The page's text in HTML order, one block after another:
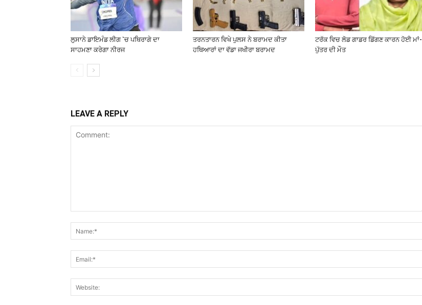
ਲੁਸਾਨੇ ਡਾਇਮੰਡ ਲੀਗ `ਚ ਪਥਿਰਾਗੇ ਦਾ
ਸਾਹਮਣਾ ਕਰੇਗਾ ਨੀਰਜ
ਤਰਨਤਾਰਨ ਵਿਖੇ ਪੁਲਸ ਨੇ ਬਰਾਮਦ ਕੀਤਾ
ਹਥਿਆਰਾਂ ਦਾ ਵੱਡਾ ਜਖੀਰਾ ਬਰਾਮਦ
ਟਰੱਕ ਵਿਚ ਲੋਡ ਗਾਡਰ ਡਿੱਗਣ ਕਾਰਨ ਹੋਈ ਮਾਂ-
ਪੁੱਤਰ ਦੀ ਮੌਤ
LEAVE A REPLY